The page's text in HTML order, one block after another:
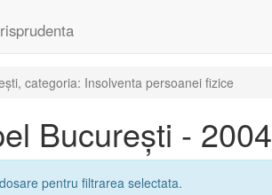
categoria: Insolventa persoanei fizice
București - 2004
pentru filtrarea selectata.